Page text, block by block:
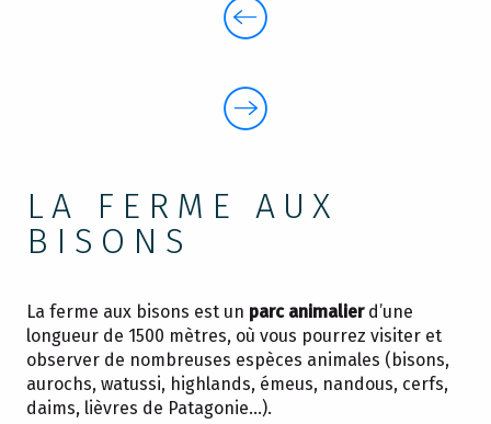
LA FERME AUX
BISONS
La ferme aux bisons est un parc animalierd’une
longueur de 1500 mètres, où vous pourrez visiter et
observer de nombreuses espèces animales (bisons,
aurochs, watussi, highlands, émeus, nandous, cerfs,
daims, lièvres de Patagonie…).